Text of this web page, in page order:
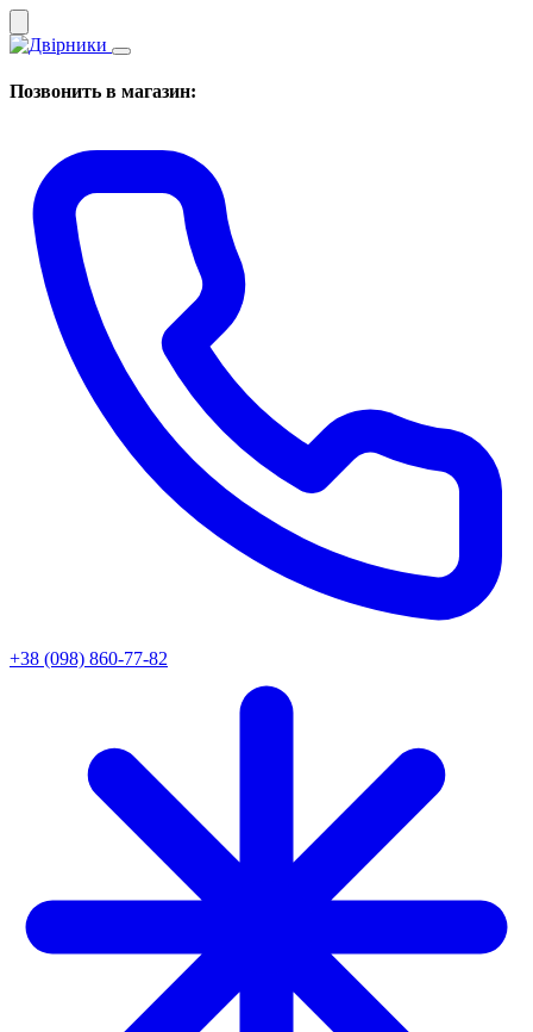
Позвонить в магазин:
+38 (098) 860-77-82